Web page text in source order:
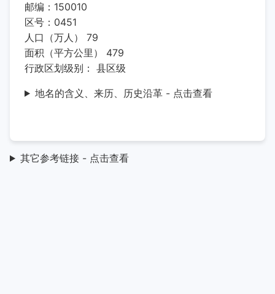
邮编：150010
区号：0451
人口（万人） 79
面积（平方公里） 479
行政区划级别： 县区级
地名的含义、来历、历史沿革 - 点击查看
其它参考链接 - 点击查看